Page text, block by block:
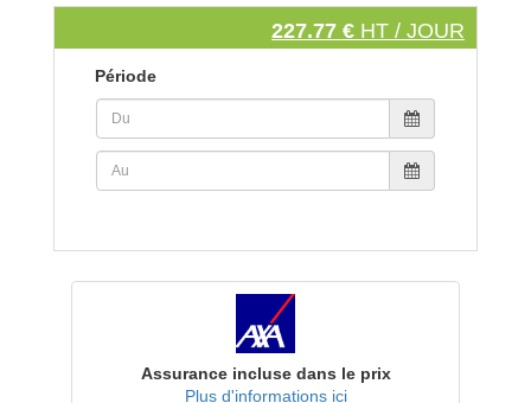
227.77 € HT / JOUR
Période
Assurance incluse dans le prix
Plus d'informations ici